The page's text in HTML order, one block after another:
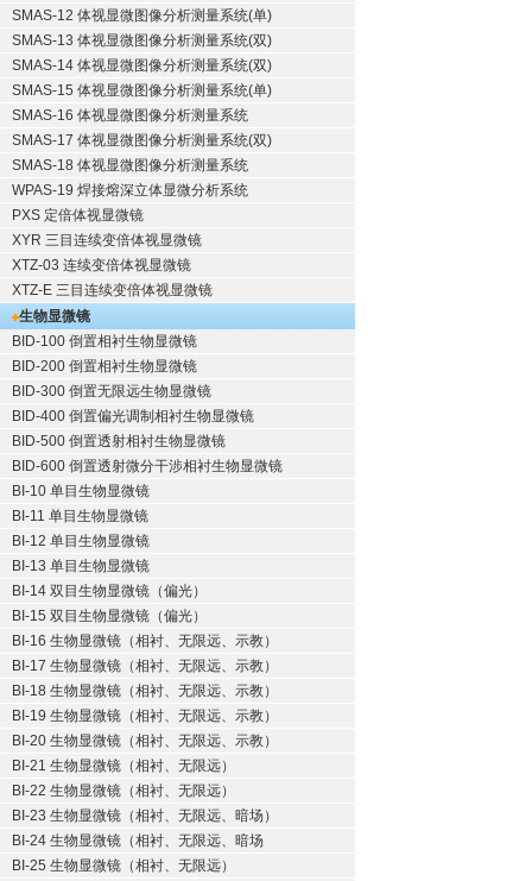
SMAS-12 体视显微图像分析测量系统(单)
SMAS-13 体视显微图像分析测量系统(双)
SMAS-14 体视显微图像分析测量系统(双)
SMAS-15 体视显微图像分析测量系统(单)
SMAS-16 体视显微图像分析测量系统
SMAS-17 体视显微图像分析测量系统(双)
SMAS-18 体视显微图像分析测量系统
WPAS-19 焊接熔深立体显微分析系统
PXS 定倍体视显微镜
XYR 三目连续变倍体视显微镜
XTZ-03 连续变倍体视显微镜
XTZ-E 三目连续变倍体视显微镜
生物显微镜
BID-100 倒置相衬生物显微镜
BID-200 倒置相衬生物显微镜
BID-300 倒置无限远生物显微镜
BID-400 倒置偏光调制相衬生物显微镜
BID-500 倒置透射相衬生物显微镜
BID-600 倒置透射微分干涉相衬生物显微镜
BI-10 单目生物显微镜
BI-11 单目生物显微镜
BI-12 单目生物显微镜
BI-13 单目生物显微镜
BI-14 双目生物显微镜（偏光）
BI-15 双目生物显微镜（偏光）
BI-16 生物显微镜（相衬、无限远、示教）
BI-17 生物显微镜（相衬、无限远、示教）
BI-18 生物显微镜（相衬、无限远、示教）
BI-19 生物显微镜（相衬、无限远、示教）
BI-20 生物显微镜（相衬、无限远、示教）
BI-21 生物显微镜（相衬、无限远）
BI-22 生物显微镜（相衬、无限远）
BI-23 生物显微镜（相衬、无限远、暗场）
BI-24 生物显微镜（相衬、无限远、暗场
BI-25 生物显微镜（相衬、无限远）